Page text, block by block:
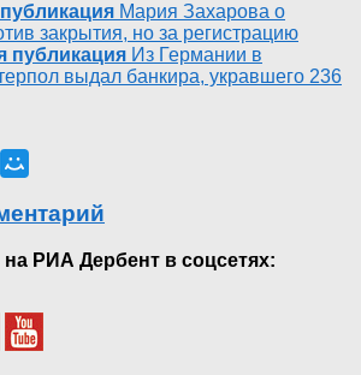
Мария Захарова о
закрытия, но за регистрацию
публикация Из Германии в
выдал банкира, укравшего 236
РИА Дербент в соцсетях: